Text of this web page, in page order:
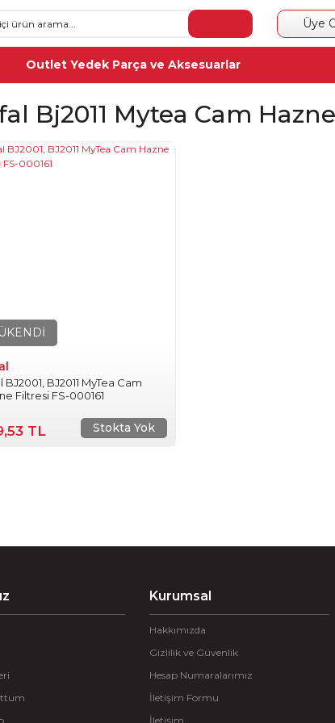
Üye
Outlet Yedek Parça ve Aksesuarlar
Bj2011 Mytea Cam
BJ2001, BJ2011 MyTea Cam
Filtresi FS-000161
TL Stokta Yok
Kurumsal
Hakkımızda
Gizlilik ve Güvenlik
Hesap Numaralarımız
İletişim Formu
İletişim